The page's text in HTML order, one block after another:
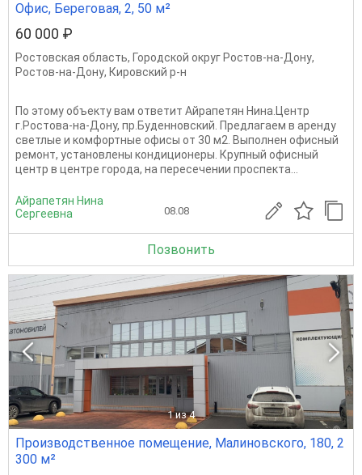
Офис, Береговая, 2, 50 м²
60 000 ₽
Ростовская область, Городской округ Ростов-на-Дону,
Ростов-на-Дону, Кировский р-н
По этому объекту вам ответит Айрапетян Нина.Центр
г.Ростова-на-Дону, пр.Буденновский. Предлагаем в аренду
светлые и комфортные офисы от 30 м2. Выполнен офисный
ремонт, установлены кондиционеры. Крупный офисный
центр в центре города, на пересечении проспекта...
Айрапетян Нина
Сергеевна
08.08
Позвонить
1 из 4
Производственное помещение, Малиновского, 180, 2
300 м²